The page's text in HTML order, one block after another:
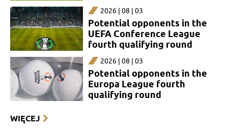
2026 | 08 | 03
Potential opponents in the
UEFA Conference League
fourth qualifying round
2026 | 08 | 03
Potential opponents in the
Europa League fourth
qualifying round
WIĘCEJ